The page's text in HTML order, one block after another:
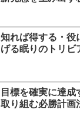
知れば得する・役
げる眠りのトリビ
目標を確実に達
取り組む必勝計画